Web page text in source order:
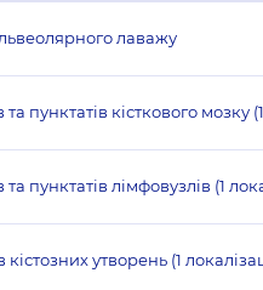
лаважу
пунктатів кісткового мозку
пунктатів лімфовузлів (1
утворень (1